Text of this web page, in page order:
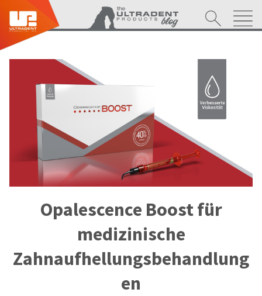
Opalescence Boost für
medizinische
Zahnaufhellungsbehandlung
en